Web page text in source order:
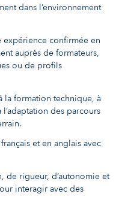
dans l’environnement
expérience confirmée en
auprès de formateurs,
ou de profils
la formation technique, à
des parcours
et en anglais avec
de rigueur, d’autonomie et
interagir avec des